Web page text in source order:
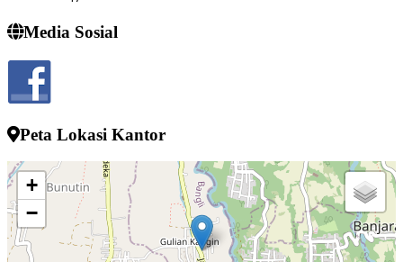
24 Juli 2022 13:52:10
Media Sosial
Peta Lokasi Kantor
+
−